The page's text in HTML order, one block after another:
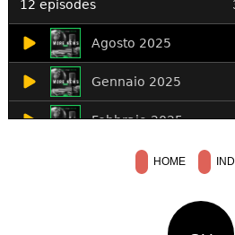
HOME